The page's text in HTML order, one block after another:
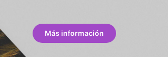
Más información